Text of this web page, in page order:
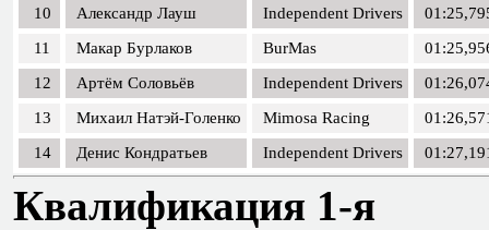
10
Александр Лауш Independent Drivers
11
Макар Бурлаков BurMas
12
Артём Соловьёв Independent Drivers
13
Михаил Натэй-Голенко Mimosa Racing
14
Денис Кондратьев Independent Drivers
Квалификация 1-я